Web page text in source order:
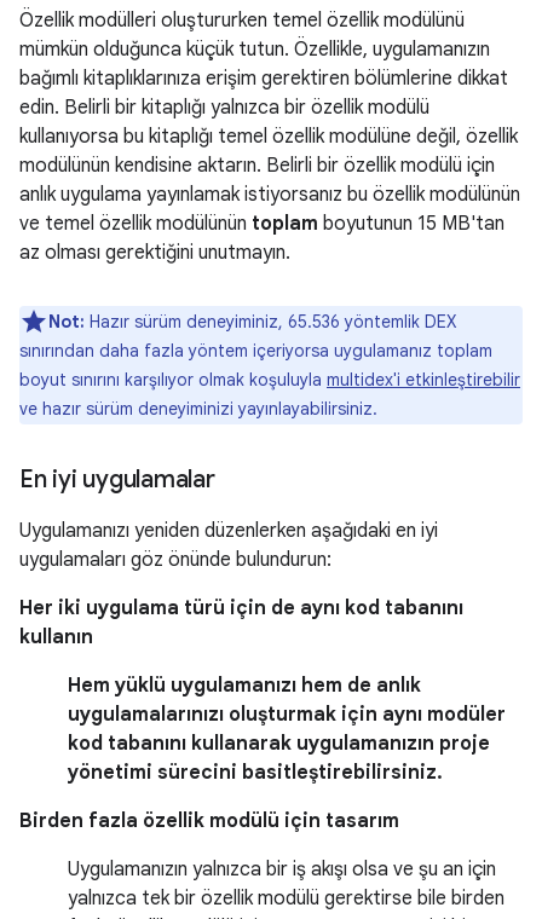
Özellik modülleri oluştururken temel özellik modülünü
mümkün olduğunca küçük tutun. Özellikle, uygulamanızın
bağımlı kitaplıklarınıza erişim gerektiren bölümlerine dikkat
edin. Belirli bir kitaplığı yalnızca bir özellik modülü
kullanıyorsa bu kitaplığı temel özellik modülüne değil, özellik
modülünün kendisine aktarın. Belirli bir özellik modülü için
anlık uygulama yayınlamak istiyorsanız bu özellik modülünün
ve temel özellik modülünün toplam boyutunun 15 MB'tan
az olması gerektiğini unutmayın.
Not: Hazır sürüm deneyiminiz, 65.536 yöntemlik DEX
sınırından daha fazla yöntem içeriyorsa uygulamanız toplam
boyut sınırını karşılıyor olmak koşuluyla multidex'i etkinleştirebilir
ve hazır sürüm deneyiminizi yayınlayabilirsiniz.
En iyi uygulamalar
Uygulamanızı yeniden düzenlerken aşağıdaki en iyi
uygulamaları göz önünde bulundurun:
Her iki uygulama türü için de aynı kod tabanını
kullanın
Hem yüklü uygulamanızı hem de anlık
uygulamalarınızı oluşturmak için aynı modüler
kod tabanını kullanarak uygulamanızın proje
yönetimi sürecini basitleştirebilirsiniz.
Birden fazla özellik modülü için tasarım
Uygulamanızın yalnızca bir iş akışı olsa ve şu an için
yalnızca tek bir özellik modülü gerektirse bile birden